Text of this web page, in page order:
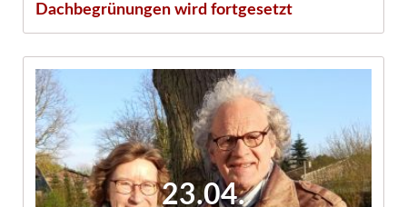
Dachbegrünungen wird fortgesetzt
23.04.